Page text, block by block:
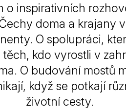
o inspirativních
doma a krajany
O spolupráci,
kdo vyrostli v
O budování mostů
když se potkají
životní cesty.